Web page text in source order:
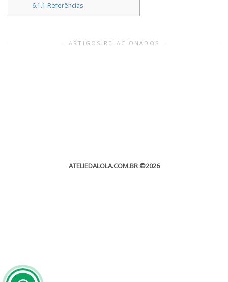
6.1.1 Referências
ARTIGOS RELACIONADOS
ATELIEDALOLA.COM.BR©2026